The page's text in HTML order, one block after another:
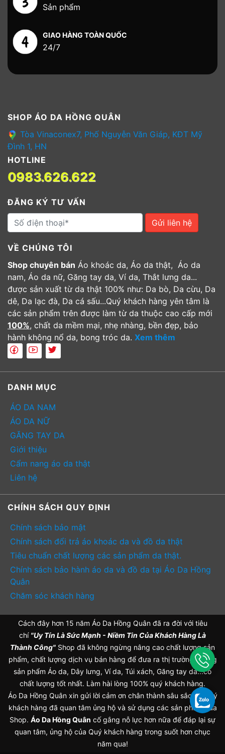
Sản phẩm
GIAO HÀNG TOÀN QUỐC
24/7
SHOP ÁO DA HỒNG QUÂN
Tòa Vinaconex7, Phố Nguyễn Văn Giáp, KĐT Mỹ
Đình 1, HN
HOTLINE
0983.626.622
ĐĂNG KÝ TƯ VẤN
Gửi liên hệ
VỀ CHÚNG TÔI
Shop chuyên bán Áo khoác da, Áo da thật, Áo da
nam, Áo da nữ, Găng tay da, Ví da, Thắt lưng da...
được sản xuất từ da thật 100% như: Da bò, Da cừu, Da
dê, Da lạc đà, Da cá sấu...Quý khách hàng yên tâm là
các sản phẩm trên được làm từ da thuộc cao cấp mới
100%, chất da mềm mại, nhẹ nhàng, bền đẹp, bảo
hành không nổ da, bong tróc da. Xem thêm
DANH MỤC
ÁO DA NAM
ÁO DA NỮ
GĂNG TAY DA
Giới thiệu
Cẩm nang áo da thật
Liên hệ
CHÍNH SÁCH QUY ĐỊNH
Chính sách bảo mật
Chính sách đổi trả áo khoác da và đồ da thật
Tiêu chuẩn chất lượng các sản phẩm da thật.
Chính sách bảo hành áo da và đồ da tại Áo Da Hồng
Quân
Chăm sóc khách hàng
Cách đây hơn 15 năm Áo Da Hồng Quân đã ra đời với tiêu
chí "Uy Tín Là Sức Mạnh - Niềm Tin Của Khách Hàng Là
Thành Công" Shop đã không ngừng nâng cao chất lượng sản
phẩm, chất lượng dịch vụ bán hàng để đưa ra thị trường những
sản phẩm Áo da, Dây lưng, Ví da, Túi xách, Găng tay da...có
chất lượng tốt nhất. Làm hài lòng 100% quý khách hàng.
Áo Da Hồng Quân xin gửi lời cảm ơn chân thành sâu sắc tới Quý
khách hàng đã quan tâm ủng hộ và sử dụng các sản phẩm của
Shop. Áo Da Hồng Quân cố gắng nỗ lực hơn nữa để đáp lại sự
quan tâm, ủng hộ của Quý khách hàng trong suốt hơn chục
năm qua!